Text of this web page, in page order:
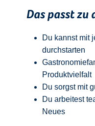
Das passt zu
Du kannst mit
durchstarten
Produktvielfalt
Du sorgst mit
Du arbeitest
Neues